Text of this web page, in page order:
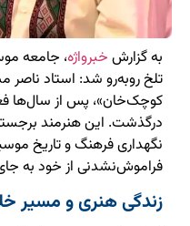
به گزارش خبرواژه، جامعه
تلخ روبه‌رو شد: استاد ناصر
کوچک‌خان»، پس از سال‌ها
درگذشت. این هنرمند
نگهداری فرهنگ و تاریخ
فراموش‌نشدنی از خود به
زندگی هنری و مسیر